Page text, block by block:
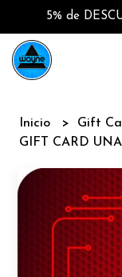
5% de
Inicio
Gift
GIFT CARD